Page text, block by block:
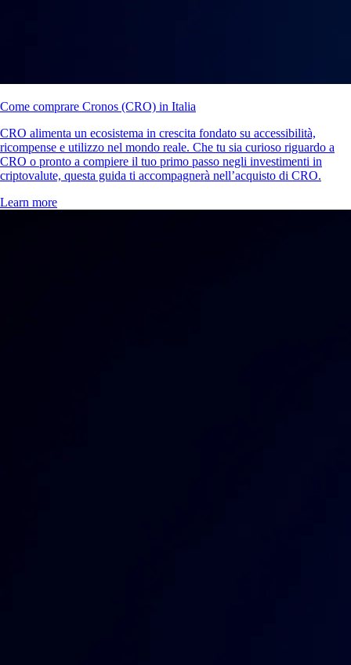
Come comprare Cronos (CRO) in Italia
CRO alimenta un ecosistema in crescita fondato su accessibilità,
ricompense e utilizzo nel mondo reale. Che tu sia curioso riguardo a
CRO o pronto a compiere il tuo primo passo negli investimenti in
criptovalute, questa guida ti accompagnerà nell’acquisto di CRO.
Learn more